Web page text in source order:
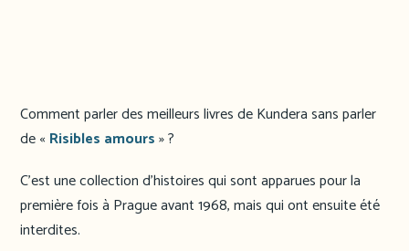
Comment parler des meilleurs livres de Kundera sans parler
de « Risibles amours» ?
C’est une collection d’histoires qui sont apparues pour la
première fois à Prague avant 1968, mais qui ont ensuite été
interdites.